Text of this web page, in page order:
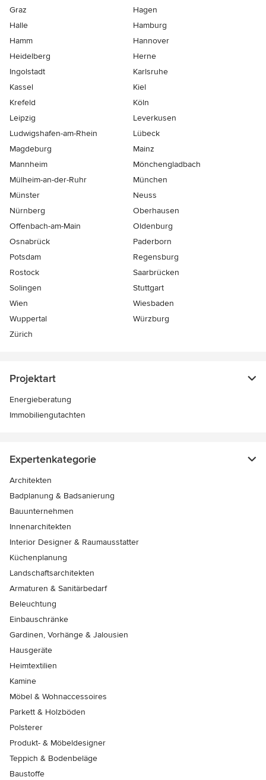
Graz
Hagen
Halle
Hamburg
Hamm
Hannover
Heidelberg
Herne
Ingolstadt
Karlsruhe
Kassel
Kiel
Krefeld
Köln
Leipzig
Leverkusen
Ludwigshafen-am-Rhein
Lübeck
Magdeburg
Mainz
Mannheim
Mönchen­gladbach
Mülheim-an-der-Ruhr
München
Münster
Neuss
Nürnberg
Oberhausen
Offenbach-am-Main
Oldenburg
Osnabrück
Paderborn
Potsdam
Regensburg
Rostock
Saarbrücken
Solingen
Stuttgart
Wien
Wiesbaden
Wuppertal
Würzburg
Zürich
Projektart
Energieberatung
Immobiliengutachten
Expertenkategorie
Architekten
Badplanung & Badsanierung
Bauunternehmen
Innenarchitekten
Interior Designer & Raumausstatter
Küchenplanung
Landschaftsarchitekten
Armaturen & Sanitärbedarf
Beleuchtung
Einbauschränke
Gardinen, Vorhänge & Jalousien
Hausgeräte
Heimtextilien
Kamine
Möbel & Wohnaccessoires
Parkett & Holzböden
Polsterer
Produkt- & Möbeldesigner
Teppich & Bodenbeläge
Baustoffe